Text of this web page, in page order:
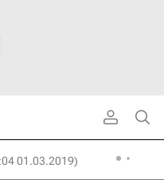
01.03.2019)